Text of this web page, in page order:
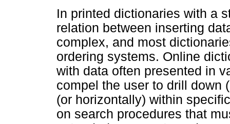
In printed dictionaries with a
relation between inserting
complex, and most
ordering systems. Online
with data often presented in
compel the user to drill down
(or horizontally) within
on search procedures that